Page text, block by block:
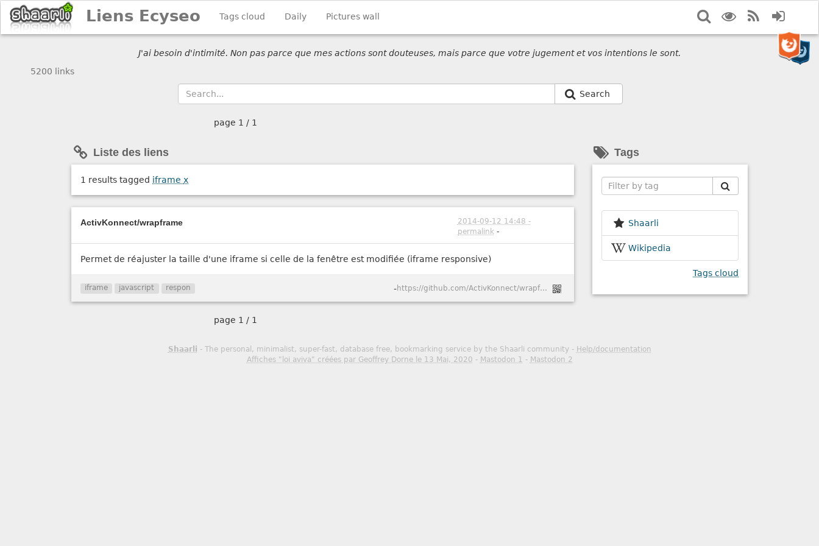
Liens Ecyseo Tags cloud Daily Pictures wall SearchDisplay
RSS
J'ai besoin d'intimité. Non pas parce que mes actions sont douteuses, mais parce que votre jugement et vos intentions le sont.
5200 links
Search
page 1 / 1
Liste des liens
1 results tagged iframe x
ActivKonnect/wrapframe
2014-09-12 14:48 -
permalink-
Permet de réajuster la taille d'une iframe si celle de la fenêtre est modifiée (iframe responsive)
iframe javascript respon - https://github.com/ActivKonnect/wrapframe
page 1 / 1
Tags
Shaarli
Wikipedia
Tags cloud
Shaarli - The personal, minimalist, super-fast, database free, bookmarking service by the Shaarli community - Help/documentation
Affiches "loi aviva" créées par Geoffrey Dorne le 13 Mai, 2020 - Mastodon 1 - Mastodon 2